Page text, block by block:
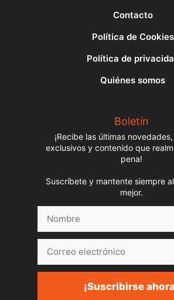
Contacto
Política de Cookies
Política de
Quiénes somos
Boletín
¡Recibe las últimas
exclusivos y contenido que
pena!
Suscríbete y mantente siempre
mejor.
electrónico
¡Suscribirse